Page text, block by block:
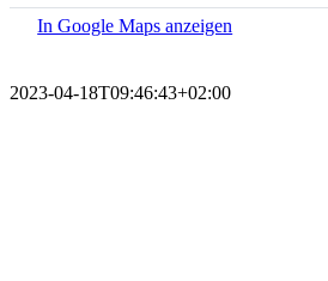
In Google Maps anzeigen
2023-04-18T09:46:43+02:00